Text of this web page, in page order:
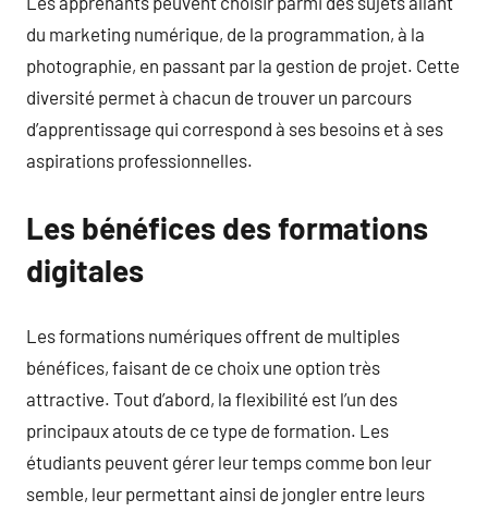
du marketing numérique, de la programmation, à la
photographie, en passant par la gestion de projet. Cette
diversité permet à chacun de trouver un parcours
d’apprentissage qui correspond à ses besoins et à ses
aspirations professionnelles.
Les bénéfices des formations
digitales
Les formations numériques offrent de multiples
bénéfices, faisant de ce choix une option très
attractive. Tout d’abord, la flexibilité est l’un des
principaux atouts de ce type de formation. Les
étudiants peuvent gérer leur temps comme bon leur
semble, leur permettant ainsi de jongler entre leurs